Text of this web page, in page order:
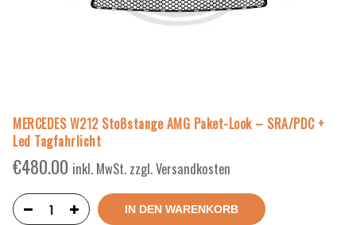
MERCEDES W212 Stoßstange AMG Paket-Look – SRA/PDC +
Led Tagfahrlicht
€480.00 inkl. MwSt. zzgl. Versandkosten
IN DEN WARENKORB